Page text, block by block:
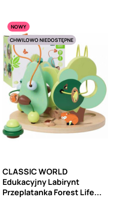
NOWY
CHWILOWO NIEDOSTĘPNE
CLASSIC WORLD
Edukacyjny Labirynt
Przeplatanka Forest Life...